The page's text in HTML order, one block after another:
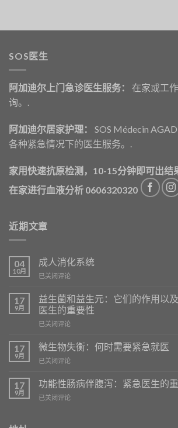
SOS医生
阿加迪尔上门急诊医生服务：
在家或工
询。.
阿加迪尔居家护理：
SOS Médecin
各种紧急情况下的医生服务。.
家用快速抗原检测，10-15分钟即可出结
在家进行血液分析 0606320320
近期文章
04
10月
成人消化系统
La
chez
l’Adulte
已关闭评论
17
9月
益生菌和益生元：它们的作用以
医生的重要性
Probiotiques
Prébiotiques
Leur
et
l’Importance
de
已关闭评论
17
9月
微生物失衡：何时需要紧急就医
Déséquilibres
:
Quand
Faire
已关闭评论
17
9月
功能性肠病伴腹泻：紧急医生的
Troubles
已关闭评论